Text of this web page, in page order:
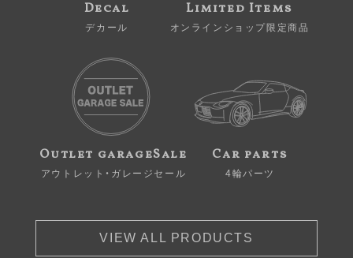
Decal
デカール
Limited Items
オンラインショップ限定商品
Outlet garageSale
アウトレット・ガレージセール
Car parts
4輪パーツ
VIEW ALL PRODUCTS